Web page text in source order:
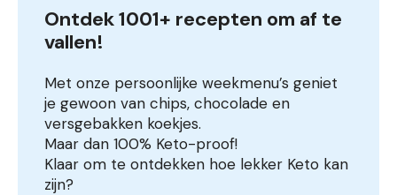
Ontdek 1001+ recepten om af te
vallen!
Met onze persoonlijke weekmenu’s geniet
je gewoon van chips, chocolade en
versgebakken koekjes.
Maar dan 100% Keto-proof!
Klaar om te ontdekken hoe lekker Keto kan
zijn?